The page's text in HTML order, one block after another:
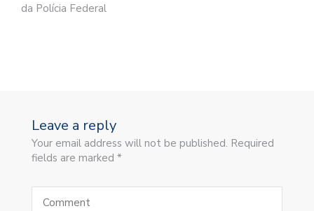
da Polícia Federal
Leave a reply
Your email address will not be published. Required
fields are marked *